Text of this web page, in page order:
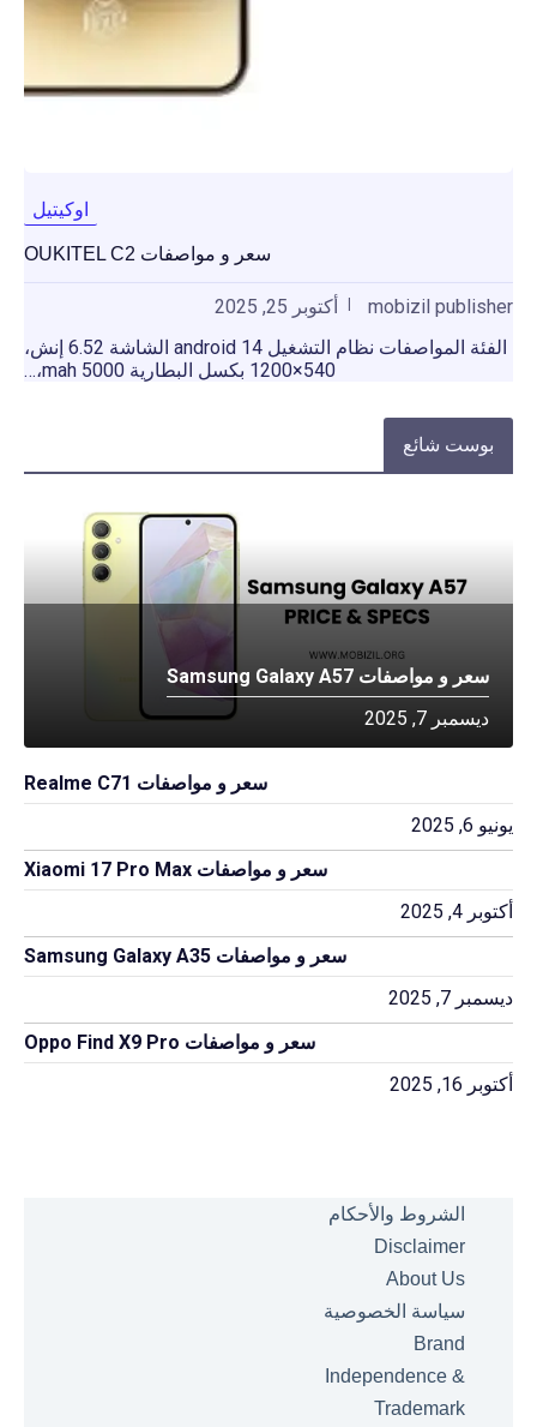
اوكيتيل
سعر و مواصفات OUKITEL C2
mobizil publisher
أكتوبر 25, 2025
الفئة المواصفات نظام التشغيل android 14 الشاشة 6.52 إنش،
540×1200 بكسل البطارية 5000 mah،…
بوست شائع
سعر و مواصفات Samsung Galaxy A57
ديسمبر 7, 2025
سعر و مواصفات Realme C71
يونيو 6, 2025
سعر و مواصفات Xiaomi 17 Pro Max
أكتوبر 4, 2025
سعر و مواصفات Samsung Galaxy A35
ديسمبر 7, 2025
سعر و مواصفات Oppo Find X9 Pro
أكتوبر 16, 2025
الشروط والأحكام
Disclaimer
About Us
سياسة الخصوصية
Brand
Independence &
Trademark